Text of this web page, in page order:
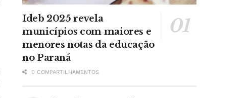
Ideb 2025 revela
municípios com maiores e
menores notas da educação
no Paraná
0 COMPARTILHAMENTOS